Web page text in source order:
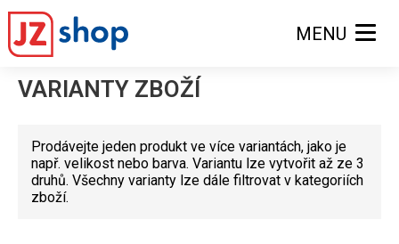
MENU
VARIANTY ZBOŽÍ
Prodávejte jeden produkt ve více variantách, jako je
např. velikost nebo barva. Variantu lze vytvořit až ze 3
druhů. Všechny varianty lze dále filtrovat v kategoriích
zboží.